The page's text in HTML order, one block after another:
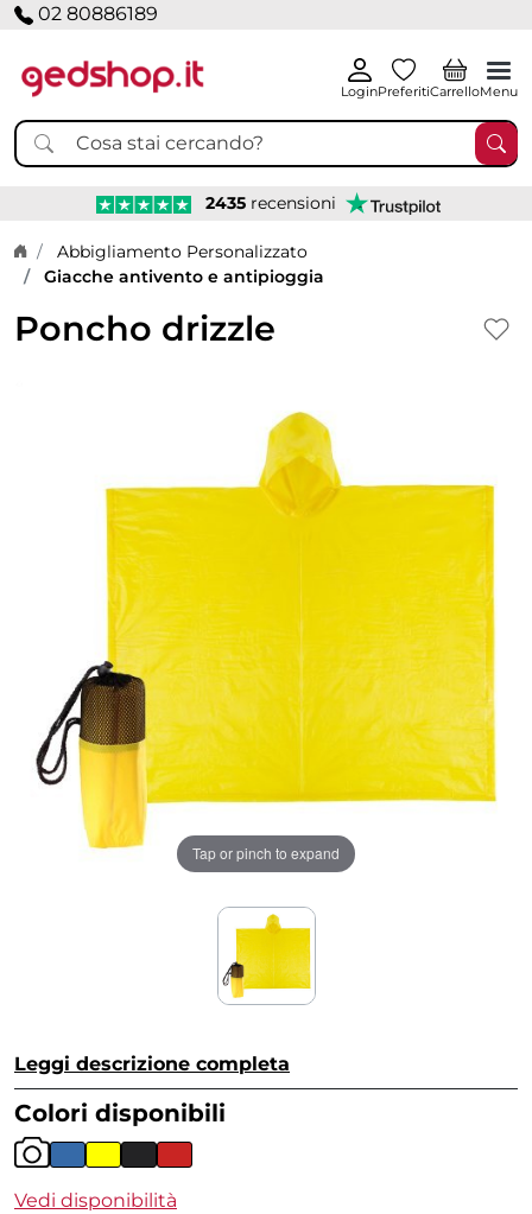
02 80886189
LoginPreferitiCarrelloMenu
2435 recensioni
Home page
Abbigliamento Personalizzato
Giacche antivento e antipioggia
Poncho drizzle
Tap or pinch to expand
Leggi descrizione completa
Colori disponibili
Vedi disponibilità